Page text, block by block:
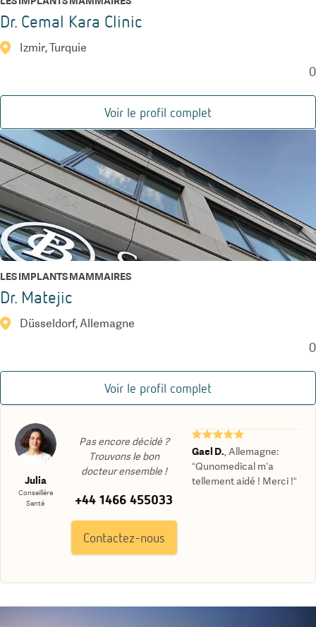
Dr. Cemal Kara Clinic
Izmir, Turquie
0
Voir le profil complet
LES IMPLANTS MAMMAIRES
Dr. Matejic
Düsseldorf, Allemagne
0
Voir le profil complet
Julia
Conseillère
Santé
Pas encore décidé ?
Trouvons le bon
docteur ensemble !
+44 1466 455033
Contactez-nous
★★★★★
Gael D. Allemagne:
“Qunomedical m’a
tellement aidé ! Merci !“